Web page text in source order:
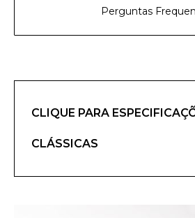
Perguntas
CLIQUE PARA
CLÁSSICAS